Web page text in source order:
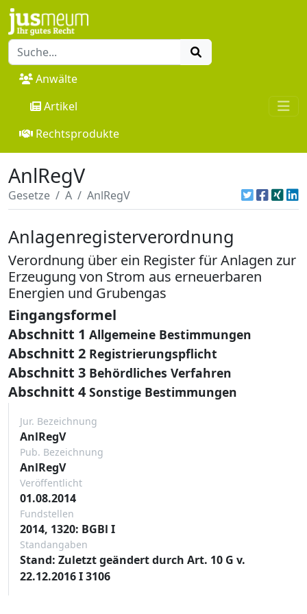
Anwälte
Artikel
Rechtsprodukte
AnlRegV
Gesetze A AnlRegV
Anlagenregisterverordnung
Verordnung über ein Register für Anlagen zur
Erzeugung von Strom aus erneuerbaren
Energien und Grubengas
Eingangsformel
Abschnitt 1 Allgemeine Bestimmungen
Abschnitt 2 Registrierungspflicht
Abschnitt 3 Behördliches Verfahren
Abschnitt 4 Sonstige Bestimmungen
Jur. Bezeichnung
AnlRegV
Pub. Bezeichnung
AnlRegV
Veröffentlicht
01.08.2014
Fundstellen
2014, 1320: BGBl I
Standangaben
Stand: Zuletzt geändert durch Art. 10 G v.
22.12.2016 I 3106